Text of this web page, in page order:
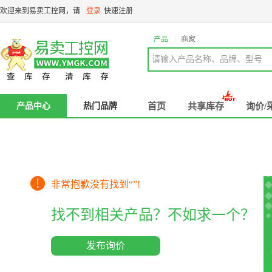
欢迎来到易卖工控网，请 登录 快速注册
产品 商家
请输入产品名称、品牌、型号
产品中心 热门品牌 首页 共享库存 询价/
非常抱歉没有找到“”!
找不到相关产品？不如求一个？
发布询价